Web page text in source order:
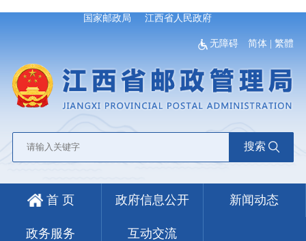
国家邮政局 江西省人民政府
无障碍 简体 |繁體
搜索
首 页 政府信息公开 新闻动态
政务服务 互动交流